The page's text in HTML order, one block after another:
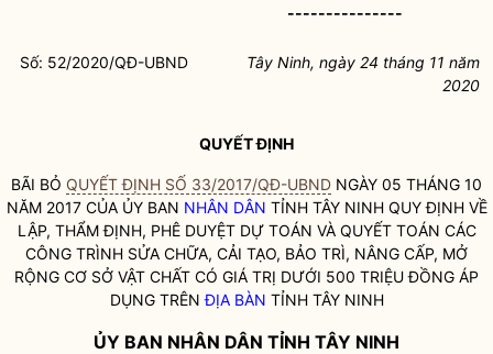
---------------
Số: 52/2020/QĐ-UBND
Tây Ninh, ngày 24 tháng 11 năm
2020
QUYẾT ĐỊNH
BÃI BỎ QUYẾT ĐỊNH SỐ 33/2017/QĐ-UBND NGÀY 05 THÁNG 10
NĂM 2017 CỦA ỦY BAN NHÂN DÂN TỈNH TÂY NINH QUY ĐỊNH VỀ
LẬP, THẨM ĐỊNH, PHÊ DUYỆT DỰ TOÁN VÀ QUYẾT TOÁN CÁC
CÔNG TRÌNH SỬA CHỮA, CẢI TẠO, BẢO TRÌ, NÂNG CẤP, MỞ
RỘNG CƠ SỞ VẬT CHẤT CÓ GIÁ TRỊ DƯỚI 500 TRIỆU ĐỒNG ÁP
DỤNG TRÊNĐỊA BÀN TỈNH TÂY NINH
ỦY BAN NHÂN DÂN TỈNH TÂY NINH